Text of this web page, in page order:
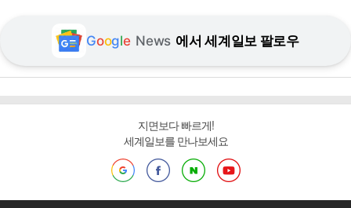
Google News 에서 세계일보 팔로우
지면보다 빠르게!
세계일보를 만나보세요